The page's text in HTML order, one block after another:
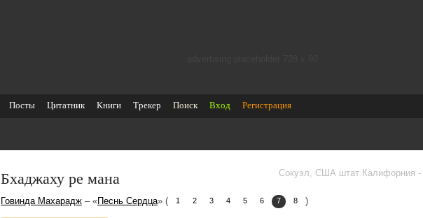
Посты Цитатник Книги Трекер Поиск Вход Регистрация
Бхаджаху ре мана Сокуэл, США штат Калифорния -
Говинда Махарадж – «Песнь Сердца» ( 1 2 3 4 5 6 7 8 )